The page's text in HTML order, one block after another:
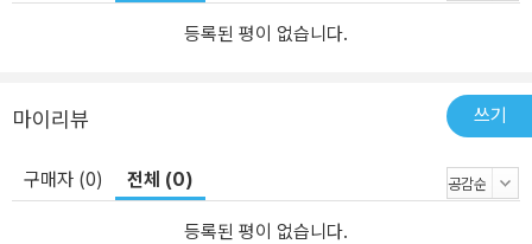
등록된 평이 없습니다.
마이리뷰 쓰기
구매자 (0) 전체 (0)
등록된 평이 없습니다.